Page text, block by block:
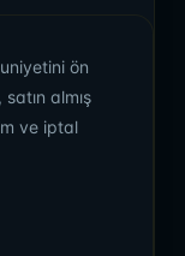
ön
almış
ve iptal